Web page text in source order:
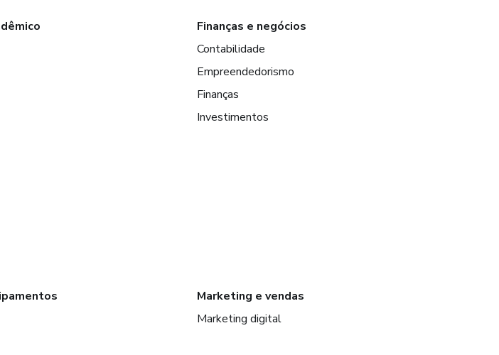
Finanças e negócios
Contabilidade
Empreendedorismo
Finanças
Investimentos
Marketing e vendas
Marketing digital